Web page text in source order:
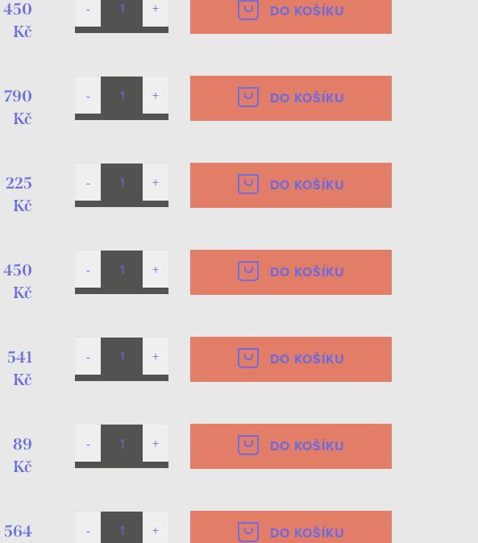
450
Kč
DO KOŠÍKU
790
Kč
DO KOŠÍKU
225
Kč
DO KOŠÍKU
450
Kč
DO KOŠÍKU
541
Kč
DO KOŠÍKU
89
Kč
DO KOŠÍKU
564
DO KOŠÍKU